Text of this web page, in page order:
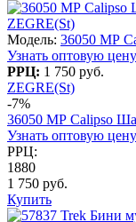
ZEGRE(St)
Модель: 36050 MР
Узнать оптовую цену
РРЦ: 1 750 руб.
ZEGRE(St)
-7%
36050 MР Calipso
Узнать оптовую цену
РРЦ:
1880
1 750 руб.
Купить